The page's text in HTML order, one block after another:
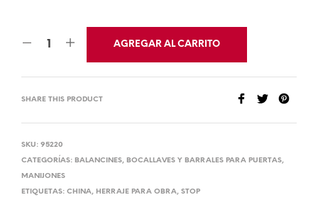
AGREGAR AL CARRITO
SHARE THIS PRODUCT
SKU: 95220
CATEGORÍAS: BALANCINES, BOCALLAVES Y BARRALES PARA PUERTAS,
MANIJONES
ETIQUETAS: CHINA, HERRAJE PARA OBRA, STOP